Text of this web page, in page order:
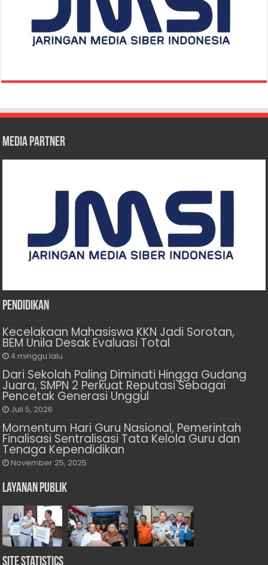
Media Partner
Pendidikan
Kecelakaan Mahasiswa KKN Jadi Sorotan,
BEM Unila Desak Evaluasi Total
4 minggu lalu
Dari Sekolah Paling Diminati Hingga Gudang
Juara, SMPN 2 Perkuat Reputasi Sebagai
Pencetak Generasi Unggul
Juli 5, 2026
Momentum Hari Guru Nasional, Pemerintah
Finalisasi Sentralisasi Tata Kelola Guru dan
Tenaga Kependidikan
November 25, 2025
Layanan Publik